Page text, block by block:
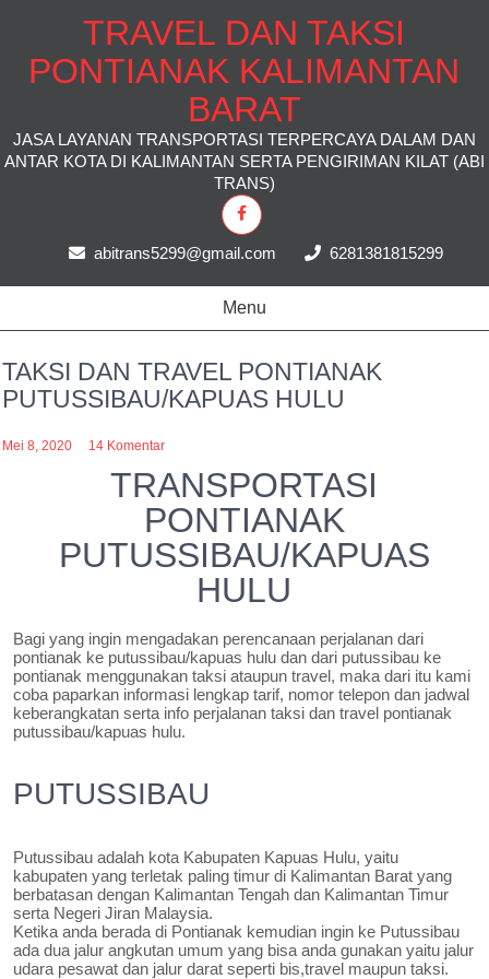
TRAVEL DAN TAKSI
PONTIANAK KALIMANTAN
BARAT
JASA LAYANAN TRANSPORTASI TERPERCAYA DALAM DAN
ANTAR KOTA DI KALIMANTAN SERTA PENGIRIMAN KILAT (ABI
TRANS)
abitrans5299@gmail.com 6281381815299
Menu
TAKSI DAN TRAVEL PONTIANAK
PUTUSSIBAU/KAPUAS HULU
Mei 8, 2020 14 Komentar
TRANSPORTASI
PONTIANAK
PUTUSSIBAU/KAPUAS
HULU
Bagi yang ingin mengadakan perencanaan perjalanan dari
pontianak ke putussibau/kapuas hulu dan dari putussibau ke
pontianak menggunakan taksi ataupun travel, maka dari itu kami
coba paparkan informasi lengkap tarif, nomor telepon dan jadwal
keberangkatan serta info perjalanan taksi dan travel pontianak
putussibau/kapuas hulu.
PUTUSSIBAU
Putussibau adalah kota Kabupaten Kapuas Hulu, yaitu
kabupaten yang terletak paling timur di Kalimantan Barat yang
berbatasan dengan Kalimantan Tengah dan Kalimantan Timur
serta Negeri Jiran Malaysia.
Ketika anda berada di Pontianak kemudian ingin ke Putussibau
ada dua jalur angkutan umum yang bisa anda gunakan yaitu jalur
udara pesawat dan jalur darat seperti bis,travel maupun taksi.